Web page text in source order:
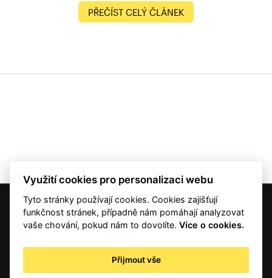
PŘEČÍST CELÝ ČLÁNEK
© 2001 — 2026 Copyright CMI News a dodavatelé obsahu. |
Autorská práva
Zpracování osobních údajů - registrovaní a předplatitelé
Zpracování osobních údajů pro novinářské a další účely
Využití cookies pro personalizaci webu
Tyto stránky používají cookies. Cookies zajišťují
funkčnost stránek, případně nám pomáhají analyzovat
vaše chování, pokud nám to dovolíte.Více o cookies.
Přijmout vše